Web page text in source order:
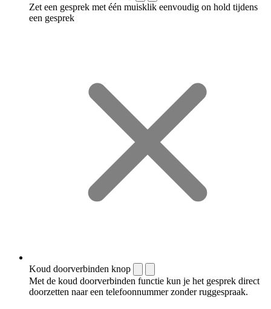
Zet een gesprek met één muisklik eenvoudig on hold tijdens
een gesprek
Koud doorverbinden knop
Met de koud doorverbinden functie kun je het gesprek direct
doorzetten naar een telefoonnummer zonder ruggespraak.